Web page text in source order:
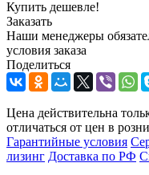
Купить дешевле!
Заказать
Наши менеджеры
условия заказа
Поделиться
Цена действительна
отличаться от цен в
Гарантийные условия
лизинг Доставка по РФ